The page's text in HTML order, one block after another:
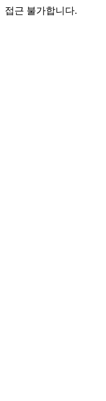
접근 불가합니다.